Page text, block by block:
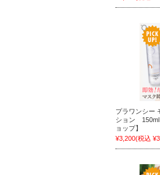
プラワンシー
ション
ョップ】
¥3,200(税込